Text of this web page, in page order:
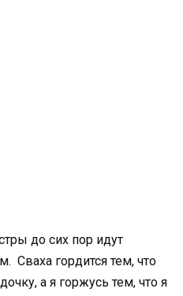
до сих пор идут
Сваха гордится тем, что
а я горжусь тем, что я